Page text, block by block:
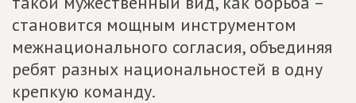
становится мощным инструментом
межнационального согласия, объединяя
ребят разных национальностей в одну
крепкую команду.